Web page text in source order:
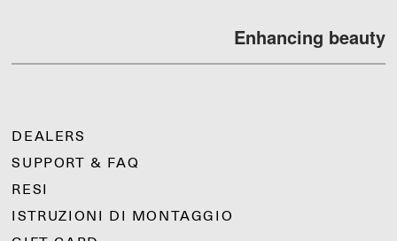
Enhancing beauty
DEALERS
SUPPORT & FAQ
RESI
ISTRUZIONI DI MONTAGGIO